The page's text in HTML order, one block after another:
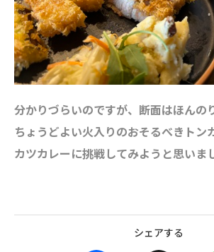
分かりづらいのですが、断面はほんの
ちょうどよい火入りのおそるべきトン
カツカレーに挑戦してみようと思いま
シェアする